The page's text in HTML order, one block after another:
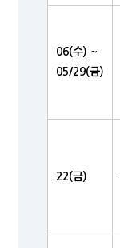
06(수) ~
05/29(금)
22(금)